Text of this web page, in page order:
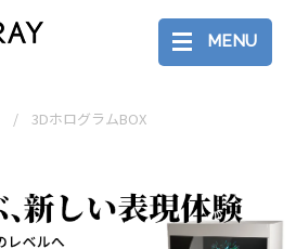
MENU
3DホログラムBOX